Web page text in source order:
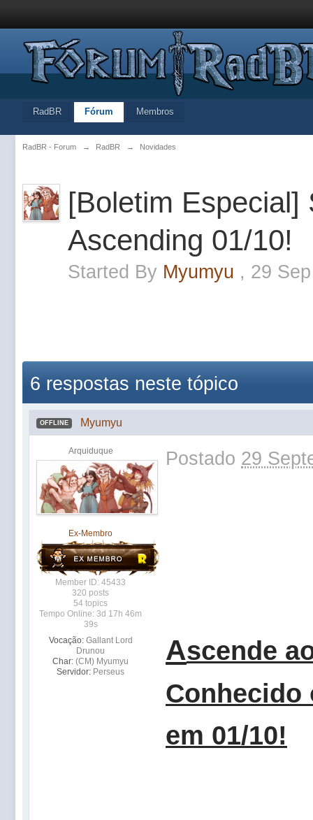
RadBR Fórum Membros
RadBR - Forum → RadBR → Novidades
[Boletim Especial]
Ascending 01/10!
Started By Myumyu , 29
6 respostas neste tópico
OFFLINE Myumyu
Arquiduque
Ex-Membro
Member ID: 45433
320 posts
54 topics
Tempo Online: 3d 17h 46m
39s
Vocação: Gallant Lord
Drunou
Char: (CM) Myumyu
Servidor: Perseus
Postado 29
Ascende
Conhecido
em 01/10!